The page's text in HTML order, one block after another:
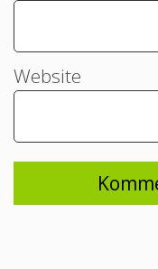
Website